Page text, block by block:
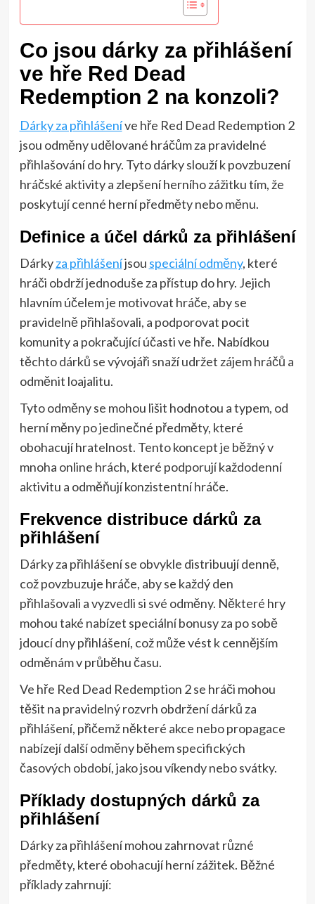
Co jsou dárky za přihlášení
ve hře Red Dead
Redemption 2 na konzoli?
Dárky za přihlášeníve hře Red Dead Redemption 2
jsou odměny udělované hráčům za pravidelné
přihlašování do hry. Tyto dárky slouží k povzbuzení
hráčské aktivity a zlepšení herního zážitku tím, že
poskytují cenné herní předměty nebo měnu.
Definice a účel dárků za přihlášení
Dárkyza přihlášeníjsou speciální odměny, které
hráči obdrží jednoduše za přístup do hry. Jejich
hlavním účelem je motivovat hráče, aby se
pravidelně přihlašovali, a podporovat pocit
komunity a pokračující účasti ve hře. Nabídkou
těchto dárků se vývojáři snaží udržet zájem hráčů a
odměnit loajalitu.
Tyto odměny se mohou lišit hodnotou a typem, od
herní měny po jedinečné předměty, které
obohacují hratelnost. Tento koncept je běžný v
mnoha online hrách, které podporují každodenní
aktivitu a odměňují konzistentní hráče.
Frekvence distribuce dárků za
přihlášení
Dárky za přihlášení se obvykle distribuují denně,
což povzbuzuje hráče, aby se každý den
přihlašovali a vyzvedli si své odměny. Některé hry
mohou také nabízet speciální bonusy za po sobě
jdoucí dny přihlášení, což může vést k cennějším
odměnám v průběhu času.
Ve hře Red Dead Redemption 2 se hráči mohou
těšit na pravidelný rozvrh obdržení dárků za
přihlášení, přičemž některé akce nebo propagace
nabízejí další odměny během specifických
časových období, jako jsou víkendy nebo svátky.
Příklady dostupných dárků za
přihlášení
Dárky za přihlášení mohou zahrnovat různé
předměty, které obohacují herní zážitek. Běžné
příklady zahrnují: